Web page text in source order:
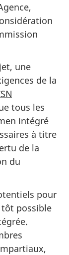
une
de la
tous les
intégré
à titre
de la
du
pour
tôt possible